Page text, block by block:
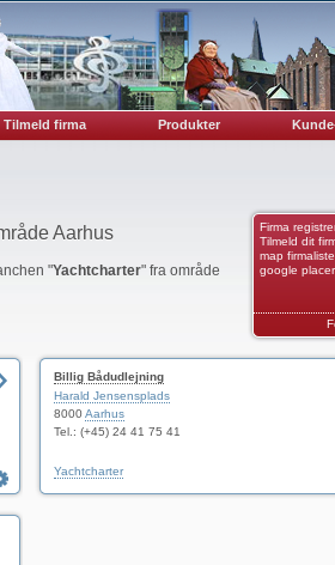
Tilmeld firma Produkter
Aarhus
Firma
Tilmeld dit
map
google
"Yachtcharter" fra område
Billig Bådudlejning
Harald Jensensplads
8000Aarhus
Tel.: (+45) 24 41 75 41
Yachtcharter